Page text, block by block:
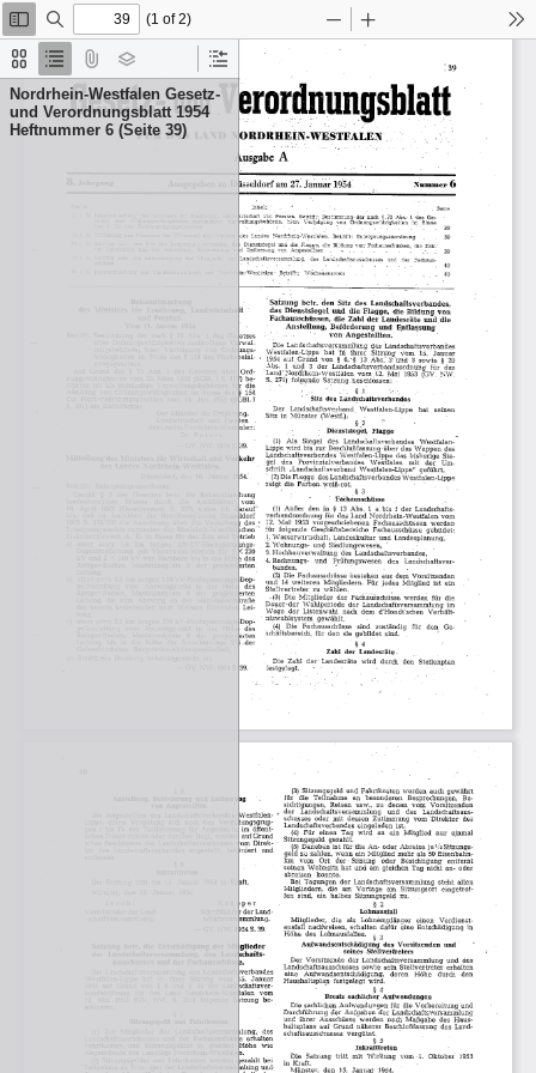
Thumbnails
Document
Outline
Attachments
Layers
Current
Outline
Item
Nordrhein-Westfalen Gesetz-
und Verordnungsblatt 1954
Heftnummer 6 (Seite 39)
Toggle
Sidebar
Find
(1 of 2)
Zoom
Out